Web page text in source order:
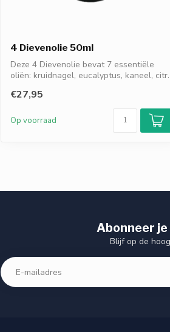
4 Dievenolie 50ml
Deze 4 Dievenolie bevat 7 essentiële
oliën: kruidnagel, eucalyptus, kaneel,
€27,95
Op voorraad
Abonneer
Blijf op de